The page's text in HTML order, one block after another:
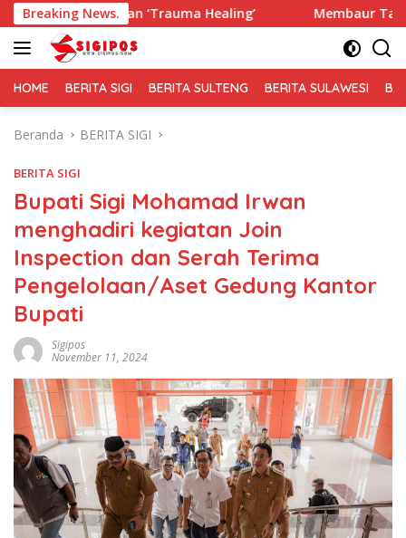
Langsung
ke
konten
Breaking News.
‘Trauma Healing’ Membaur Tanpa Sekat, Fadlin
HOME BERITA SIGI BERITA SULTENG BERITA SULAWESI
Beranda BERITA SIGI
BERITA SIGI
Bupati Sigi Mohamad Irwan
menghadiri kegiatan Join
Inspection dan Serah Terima
Pengelolaan/Aset Gedung Kantor
Bupati
Sigipos
November 11, 2024